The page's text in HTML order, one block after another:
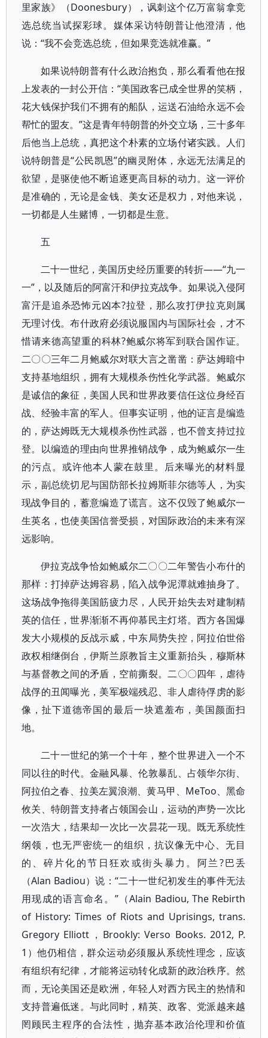
里家族》（Doonesbury），讽刺这个亿万富翁拿竞
选总统当试探彩球。媒体采访特朗普让他澄清，他
说：“我不会竞选总统，但如果竞选就准赢。”
如果说特朗普有什么政治抱负，那么看看他在报
上发表的一封公开信：“美国政客已成全世界的笑柄，
花大钱保护我们不拥有的船队，运送石油给永远不会
帮忙的盟友。”这是青年特朗普的外交立场，三十多年
后他当上总统，真把这个朴素的立场付诸实践。人们
说特朗普是“公民凯恩”的幽灵附体，永远无法满足的
欲望，是驱使他不断追逐更高目标的动力。这一评价
是准确的，无论是金钱、美女还是权力，对他来说，
一切都是人生赌博，一切都是生意。
五
二十一世纪，美国历史经历重要的转折——“九一
一”，以及随后的阿富汗和伊拉克战争。如果说入侵阿
富汗是追杀恐怖元凶本?拉登，那么攻打伊拉克则属
无理讨伐。布什政府必须说服国内与国际社会，才不
惜请来德高望重的科林?鲍威尔将军到联合国作证。
二〇〇三年二月鲍威尔对联大言之凿凿：萨达姆暗中
支持基地组织，拥有大规模杀伤性化学武器。鲍威尔
是诚信的象征，美国人民和世界政要信任这位身经百
战、经验丰富的军人。但事实证明，他的证言是编造
的，萨达姆既无大规模杀伤性武器，也不曾支持过拉
登。以编造的理由向世界推销战争，成为鲍威尔一生
的污点。或许他本人蒙在鼓里。后来曝光的材料显
示，副总统切尼与国防部长拉姆斯菲尔德等人，为实
现战争目的，蓄意编造了谎言。这不仅毁了鲍威尔一
生英名，也使美国信誉受损，对国际政治的未来有深
远影响。
伊拉克战争恰如鲍威尔二〇〇二年警告小布什的
那样：打掉萨达姆容易，陷入战争泥潭就难抽身了。
这场战争拖得美国筋疲力尽，人民开始失去对建制精
英的信任，世界渐渐不再仰慕民主灯塔。西方各国爆
发大小规模的反战示威，中东局势失控，阿拉伯世俗
政权相继倒台，伊斯兰原教旨主义重新抬头，穆斯林
与基督教之间的矛盾，空前撕裂。二〇〇四年，虐待
战俘的丑闻曝光，美军极端残忍、非人虐待俘虏的影
像，扯下道德帝国的最后一块遮羞布，美国颜面扫
地。
二十一世纪的第一个十年，整个世界进入一个不
同以往的时代。金融风暴、伦敦暴乱、占领华尔街、
阿拉伯之春、拉美左翼浪潮、黄马甲、MeToo、黑命
攸关、特朗普支持者占领国会山，运动的声势一次比
一次浩大，结果却一次比一次昙花一现。既无系统性
纲领，也无严密统一的组织，抗议像无中心、无目
的、碎片化的节日狂欢或街头暴力。阿兰?巴丢
（Alan Badiou）说：“二十一世纪初发生的事件无法
用现成的语言命名。”（Alain Badiou, The Rebirth
of History: Times of Riots and Uprisings, trans.
Gregory Elliott，Brookly: Verso Books. 2012, P.
1）他仍相信，群众运动必须服从系统性理念，应该
有组织有纪律，才能将运动转化成新的政治秩序。然
而，无论美国还是欧洲，年轻人对西方民主的热情和
支持普遍低迷。与此同时，精英、政客、党派越来越
罔顾民主程序的合法性，抛弃基本政治伦理和价值